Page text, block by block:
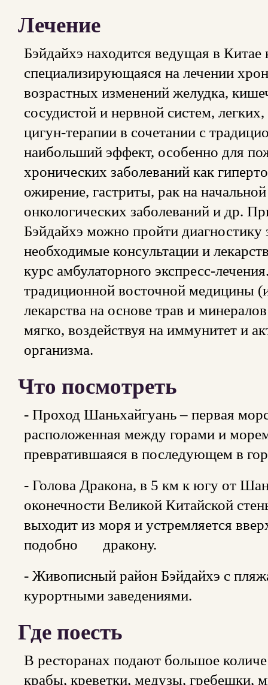
Лечение
Бэйдайхэ находится ведущая в Китае
специализирующаяся на лечении
возрастных изменений желудка,
сосудистой и нервной систем,
цигун-терапии в сочетании с
наибольший эффект, особенно для
хронических заболеваний как
ожирение, гастриты, рак на
онкологических заболеваний и др.
Бэйдайхэ можно пройти диагностику
необходимые консультации и
курс амбулаторного экспресс-
традиционной восточной медицины
лекарства на основе трав и
мягко, воздействуя на иммунитет и
организма.
Что посмотреть
- Проход Шаньхайгуань – первая
расположенная между горами и
превратившаяся в последующем в
- Голова Дракона, в 5 км к югу от
оконечности Великой Китайской
выходит из моря и устремляется
подобно дракону.
- Живописный район Бэйдайхэ с
курортными заведениями.
Где поесть
В ресторанах подают большое
крабы, креветки, медузы,